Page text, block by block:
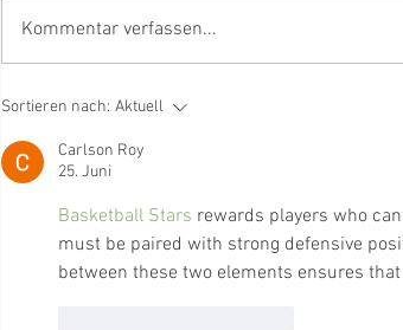
Waldbrandprävention und
Synergien und Mehrwert
Kommentar verfassen...
Sortieren nach: Aktuell
Carlson Roy
25. Juni
Basketball Stars rewards players who
must be paired with strong defensive
between these two elements ensures